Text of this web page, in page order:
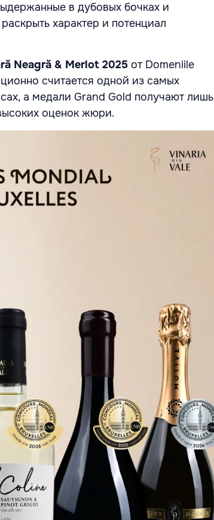
в дубовых бочках и
характер и потенциал
Neagră & Merlot 2025 от Domeniile
считается одной из самых
а медали Grand Gold получают лишь
оценок жюри.